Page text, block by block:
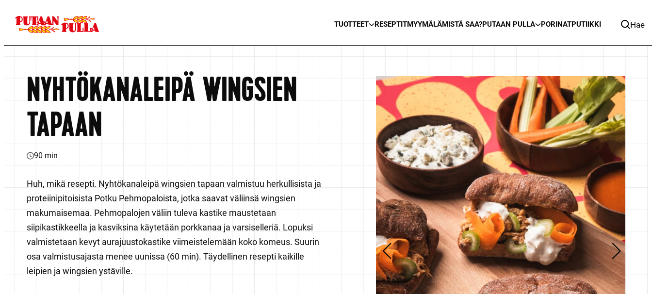
suoraan
sisältöön
Putaan Pulla
TUOTTEET RESEPTITMYYMÄLÄMISTÄ SAA?PUTAAN PULLA PORINATPUTIIKKI Hae
NYHTÖKANALEIPÄ WINGSIEN
TAPAAN
90 min
Huh, mikä resepti. Nyhtökanaleipä wingsien tapaan valmistuu herkullisista ja
proteiinipitoisista Potku Pehmopaloista, jotka saavat väliinsä wingsien
makumaisemaa. Pehmopalojen vä iin tuleva kastike maustetaan
siipikastikkeella ja kasviksina käytetään porkkanaa ja varsiselleriä. Lopuksi
valmistetaan kevyt aurajuustokastike viimeistelemään koko komeus. Suurin
osa valmistusajasta menee uunissa (60 min). Täydellinen resepti kaikille
leipien ja wingsien ystäville.